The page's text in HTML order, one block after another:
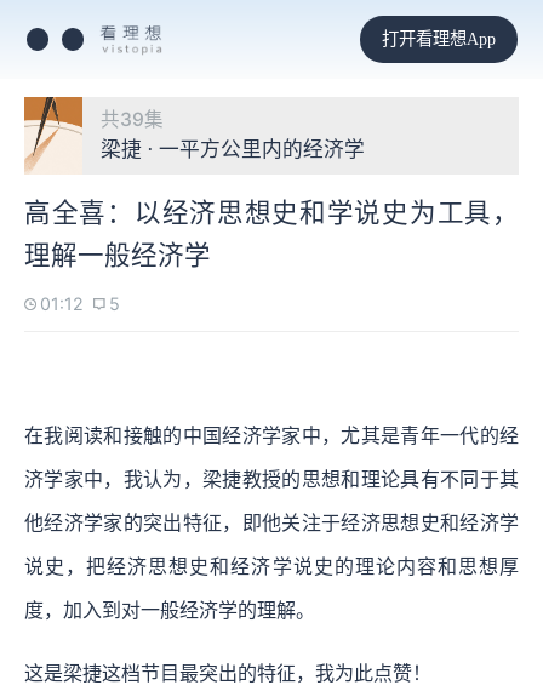
打开看理想App
共39集
梁捷 · 一平方公里内的经济学
高全喜：以经济思想史和学说史为工具，
理解一般经济学
01:12 5
在我阅读和接触的中国经济学家中，尤其是青年一代的经
济学家中，我认为，梁捷教授的思想和理论具有不同于其
他经济学家的突出特征，即他关注于经济思想史和经济学
说史，把经济思想史和经济学说史的理论内容和思想厚
度，加入到对一般经济学的理解。
这是梁捷这档节目最突出的特征，我为此点赞！